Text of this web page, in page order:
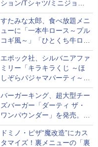
ション/Tシャツ/ミニジョッ
キ/ステッカーなど全7賞
すたみな太郎、食べ放題メニ
ューに「一本牛ロース～プル
コギ風～」「ひとくち牛ロー
スステーキ」をお盆限定で追
加
エポック社、シルバニアファ
ミリー「キラキラくじ ～ほ
しぞらパジャマパーティ～」
を発売。人形/家具/建物など
バーガーキング、超大型チー
ズバーガー「ダーティ ザ・
ワンパウンダー」を発売。総
カロリー約1656kcal、総重量
約527g！
ドミノ・ピザ“魔改造”にカス
タマイズ！裏メニューの「裏